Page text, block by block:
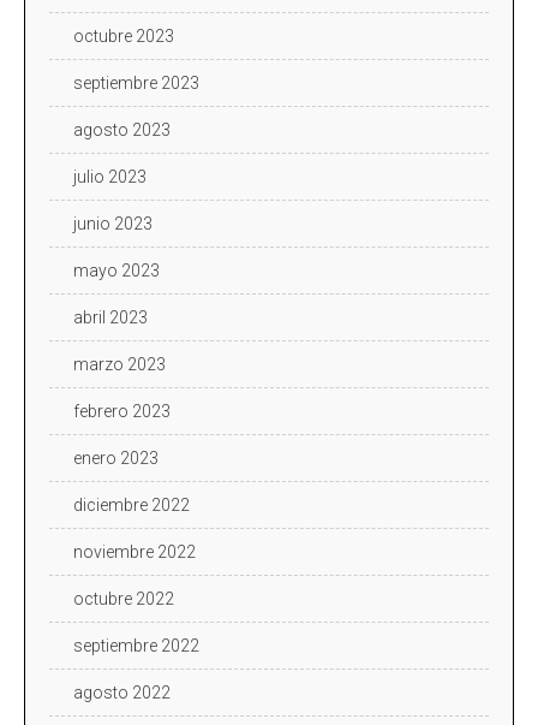
octubre 2023
septiembre 2023
agosto 2023
julio 2023
junio 2023
mayo 2023
abril 2023
marzo 2023
febrero 2023
enero 2023
diciembre 2022
noviembre 2022
octubre 2022
septiembre 2022
agosto 2022